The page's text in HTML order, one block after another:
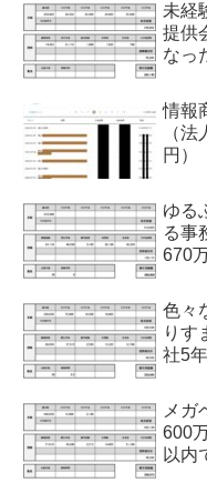
未経
提供
なっ
情報
（
円）
ゆる
る事
670
色々
りす
社5
メガ
600
以内